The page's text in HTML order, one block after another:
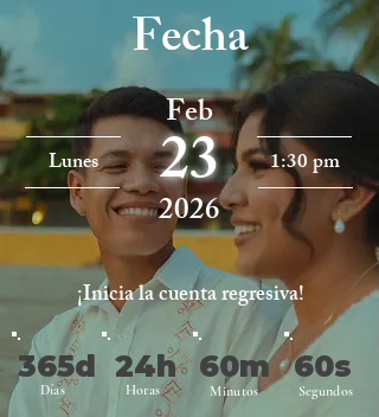
Fecha
Lunes 23
Feb
2026
1:30 pm
¡Inicia la cuenta regresiva!
Días Horas Minutos Segundos
365d 24h 60m 60s